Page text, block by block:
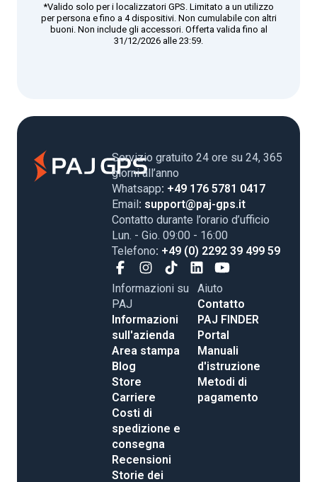
*Valido solo per i localizzatori GPS. Limitato a un utilizzo
per persona e fino a 4 dispositivi. Non cumulabile con altri
buoni. Non include gli accessori. Offerta valida fino al
31/12/2026 alle 23:59.
Servizio gratuito 24 ore su 24, 365
giorni all’anno
Whatsapp: +49 176 5781 0417
Email: support@paj-gps.it
Contatto durante l’orario d’ufficio
Lun. - Gio. 09:00 - 16:00
Telefono: +49 (0) 2292 39 499 59
Informazioni su
PAJ
Informazioni
sull'azienda
Area stampa
Blog
Store
Carriere
Costi di
spedizione e
consegna
Recensioni
Storie dei
Aiuto
Contatto
PAJ FINDER
Portal
Manuali
d'istruzione
Metodi di
pagamento